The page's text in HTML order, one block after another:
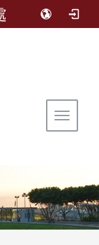
Toggle